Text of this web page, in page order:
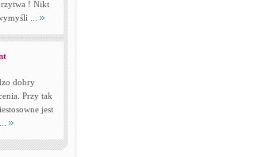
! Nikt
...
dobry
Przy tak
jest